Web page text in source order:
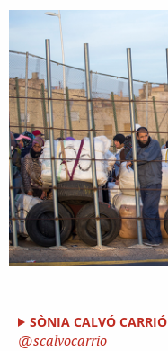
SÒNIA CALVÓ CARRIÓ
scalvocarrio